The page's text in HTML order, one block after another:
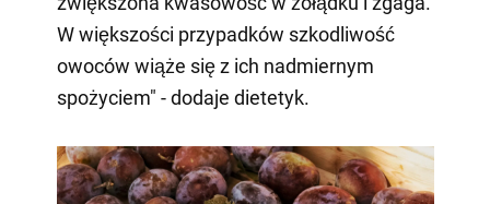
W większości przypadków szkodliwość
owoców wiąże się z ich nadmiernym
spożyciem" - dodaje dietetyk.